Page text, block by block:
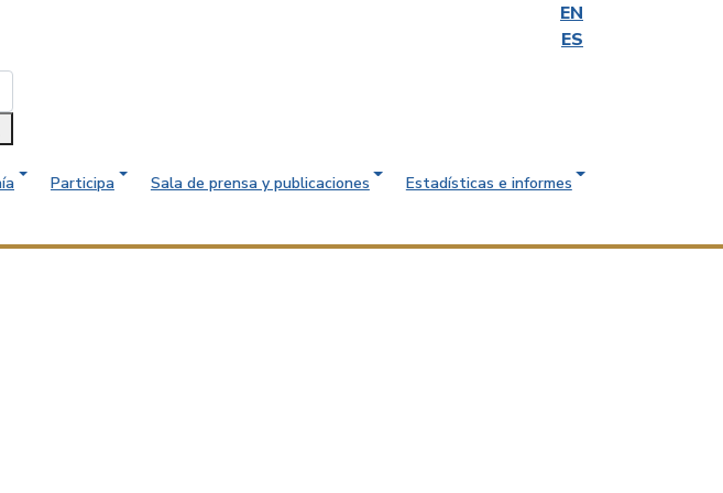
EN
ES
Participa Sala de prensa y publicaciones
Estadísticas e informes